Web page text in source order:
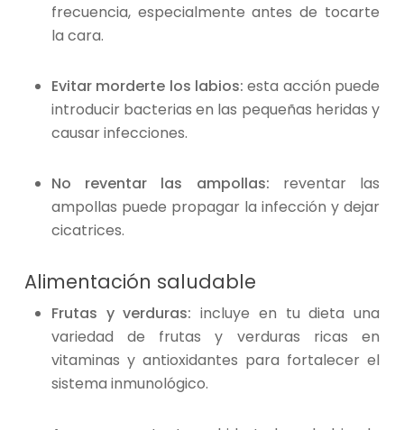
frecuencia, especialmente antes de tocarte
la cara.
Evitar morderte los labios:esta acción puede
introducir bacterias en las pequeñas heridas y
causar infecciones.
No reventar las ampollas: reventar las
ampollas puede propagar la infección y dejar
cicatrices.
Alimentación saludable
Frutas y verduras:incluye en tu dieta una
variedad de frutas y verduras ricas en
vitaminas y antioxidantes para fortalecer el
sistema inmunológico.